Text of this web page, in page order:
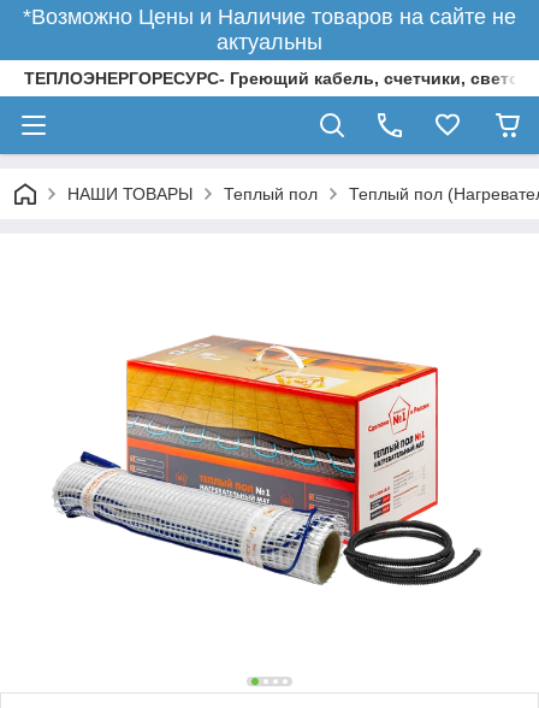
*Возможно Цены и Наличие товаров на сайте не
актуальны
ТЕПЛОЭНЕРГОРЕСУРС- Греющий кабель, счетчики,
НАШИ ТОВАРЫ Теплый пол Теплый пол